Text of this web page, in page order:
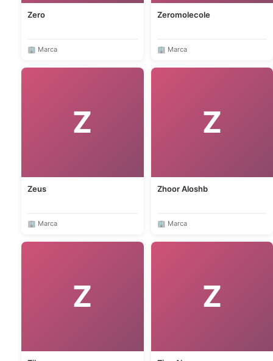
Zero
🏢 Marca
Zeromolecole
🏢 Marca
Z
Zeus
🏢 Marca
Z
Zhoor Aloshb
🏢 Marca
Z Z